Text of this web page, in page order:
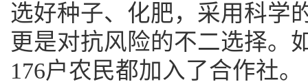
选好种子、化肥，采用科学
更是对抗风险的不二选择。
176户农民都加入了合作社。